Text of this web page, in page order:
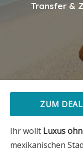
Transfer &
ZUM DEAL
Ihr wollt Luxus
mexikanischen